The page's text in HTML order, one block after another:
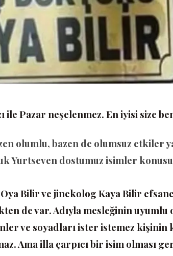
ile Pazar neşelenmez. En iyisi size
olumlu, bazen de olumsuz etkiler
Yurtseven dostumuz isimler
Bilir ve jinekolog Kaya Bilir
de var. Adıyla mesleğinin
ve soyadları ister istemez
Ama illa çarpıcı bir isim olması